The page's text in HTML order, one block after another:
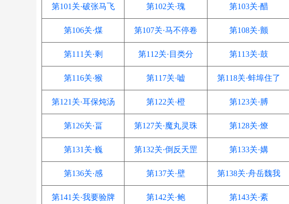
第101关·破张马飞 第102关·瑰 第103关·醋
第106关·煤 第107关·马不停卷 第108关·颤
第111关·剩 第112关·目类分 第113关·鼓
第116关·猴 第117关·嘘 第118关·蚌埠住了
第121关·耳保炖汤 第122关·橙 第123关·膊
第126关·畐 第127关·魔丸灵珠 第128关·燎
第131关·巍 第132关·倒反天罡 第133关·媾
第136关·感 第137关·壁 第138关·舟岳魏我
第141关·我要验牌 第142关·鲍 第143关·紊